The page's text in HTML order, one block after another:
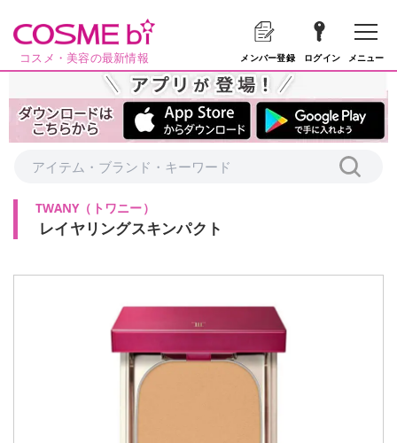
コスメ・美容の最新情報 メンバー登録 ログイン メニュー
TWANY（ トワニー）
レイヤリングスキンパクト